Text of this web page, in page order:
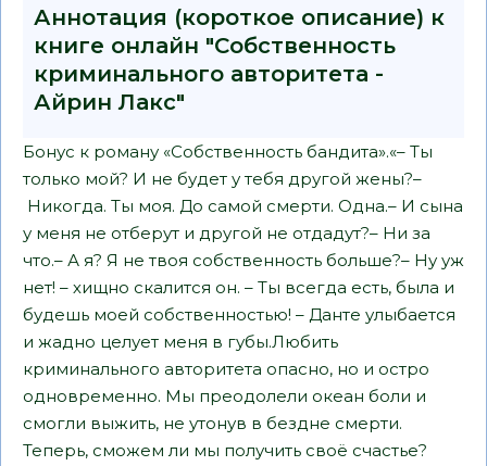
Аннотация (короткое описание) к
книге онлайн "Собственность
криминального авторитета -
Айрин Лакс"
Бонус к роману «Собственность бандита».«– Ты
только мой? И не будет у тебя другой жены?–
Никогда. Ты моя. До самой смерти. Одна.– И сына
у меня не отберут и другой не отдадут?– Ни за
что.– А я? Я не твоя собственность больше?– Ну уж
нет! – хищно скалится он. – Ты всегда есть, была и
будешь моей собственностью! – Данте улыбается
и жадно целует меня в губы.Любить
криминального авторитета опасно, но и остро
одновременно. Мы преодолели океан боли и
смогли выжить, не утонув в бездне смерти.
Теперь, сможем ли мы получить своё счастье?